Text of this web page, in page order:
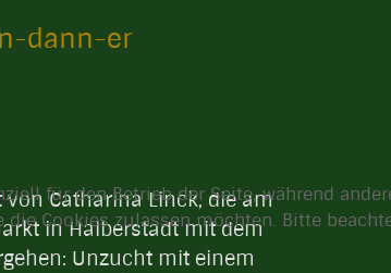
dann-er
Catharina Linck, die am
in Halberstadt mit dem
Unzucht mit einem
für den Betrieb der Seite, während
Cookies zulassen möchten. Bitte